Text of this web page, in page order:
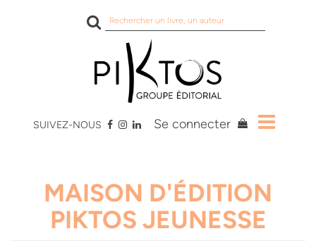
Rechercher
sur
site
SUIVEZ-NOUS Se connecter
MAISON D'ÉDITION
PIKTOS JEUNESSE